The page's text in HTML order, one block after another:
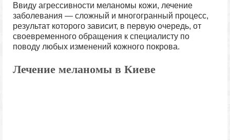
Ввиду агрессивности меланомы кожи, лечение
заболевания — сложный и многогранный процесс,
результат которого зависит, в первую очередь, от
своевременного обращения к специалисту по
поводу любых изменений кожного покрова.
Лечение меланомы в Киеве